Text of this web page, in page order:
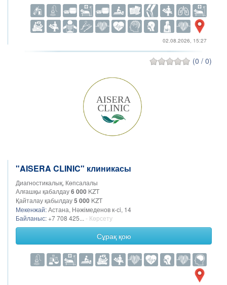
02.08.2026, 15:27
(0 / 0)
"AISERA CLINIC" клиникасы
Диагностикалық, Көпсалалы
Алғашқы қабалдау6 000 KZT
Қайталау қабылдау5 000 KZT
Мекенжай:Астана, Нәжімеденов к-сi, 14
Байланыс: +7 708 425... - Көрсету
Сұрақ қою